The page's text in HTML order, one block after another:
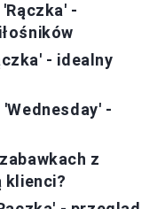
-
- idealny
-
z
klienci?